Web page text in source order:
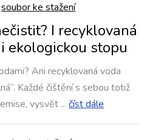
soubor ke stažení
I recyklovaná
ekologickou stopu
Ani recyklovaná voda
Každé čištění s sebou totiž
vysvět ... číst dále